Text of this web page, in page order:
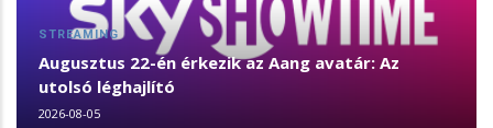
STREAMING
Augusztus 22-én érkezik az Aang avatár: Az
utolsó léghajlító
2026-08-05